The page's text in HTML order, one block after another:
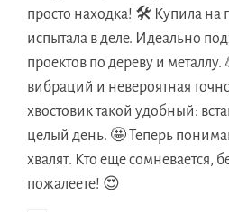
просто находка! 🛠️ Купила на
испытала в деле. Идеально
проектов по дереву и металлу.
вибраций и невероятная
хвостовик такой удобный:
целый день. 🤩 Теперь
хвалят. Кто еще сомневается,
пожалеете! 😍